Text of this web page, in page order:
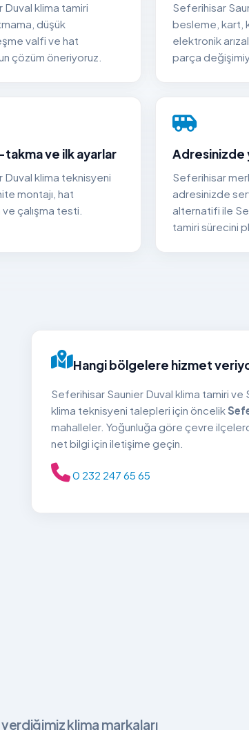
Duval klima tamiri
düşük
valfi ve hat
çözüm öneriyoruz.
Seferihisar
besleme, kart,
elektronik
parça
ve ilk ayarlar
Duval klima teknisyeni
montajı, hat
çalışma testi.
Adresinizde
Seferihisar
adresinizde
alternatifi ile
tamiri sürecini
Hangi bölgelere hizmet
Seferihisar Saunier Duval klima tamiri ve
klima teknisyeni talepleri için öncelik
mahalleler. Yoğunluğa göre çevre
net bilgi için iletişime geçin.
0 232 247 65 65
klima markaları